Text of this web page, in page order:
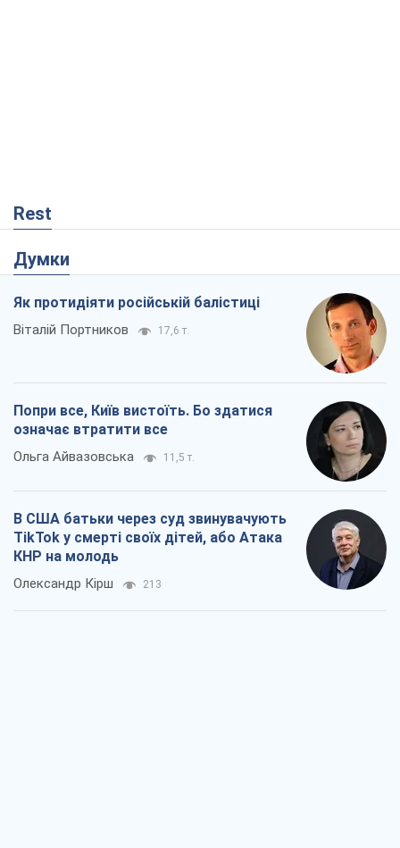
Rest
Думки
Як протидіяти російській балістиці
Віталій Портников 17,6 т.
Попри все, Київ вистоїть. Бо здатися
означає втратити все
Ольга Айвазовська 11,5 т.
В США батьки через суд звинувачують
TikTok у смерті своїх дітей, або Атака
КНР на молодь
Олександр Кірш 213